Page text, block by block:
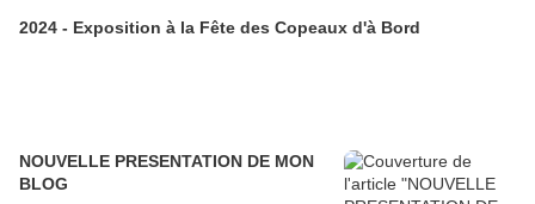
2024 - Exposition à la Fête des Copeaux d'à Bord
NOUVELLE PRESENTATION DE MON
BLOG